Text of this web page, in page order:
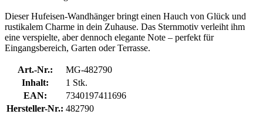
Dieser Hufeisen-Wandhänger bringt einen Hauch von Glück und
rustikalem Charme in dein Zuhause. Das Sternmotiv verleiht ihm
eine verspielte, aber dennoch elegante Note – perfekt für
Eingangsbereich, Garten oder Terrasse.
Art.-Nr.:
MG-482790
Inhalt:
1 Stk.
EAN:
7340197411696
Hersteller-Nr.: 482790